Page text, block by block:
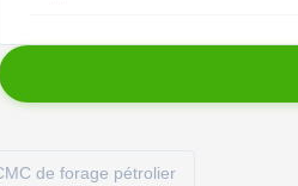
de forage pétrolier